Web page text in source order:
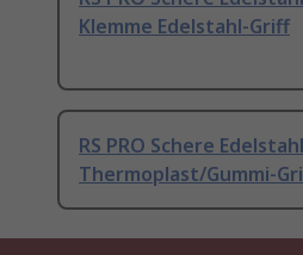
Klemme Edelstahl-Griff
RS PRO Schere
Thermoplast/Gummi-